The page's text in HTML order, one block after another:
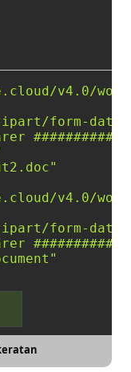
v4.0/
form-data"
v4.0/
form-data"